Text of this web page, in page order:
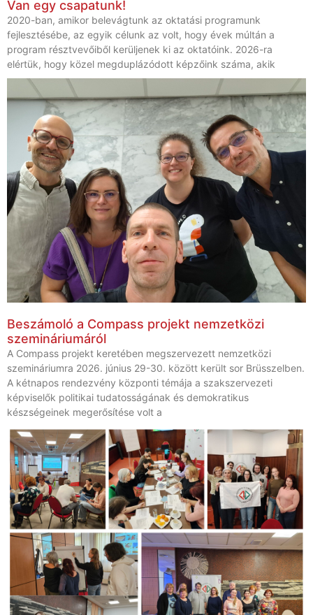
Van egy csapatunk!
2020-ban, amikor belevágtunk az oktatási programunk
fejlesztésébe, az egyik célunk az volt, hogy évek múltán a
program résztvevőiből kerüljenek ki az oktatóink. 2026-ra
elértük, hogy közel megduplázódott képzőink száma, akik
Beszámoló a Compass projekt nemzetközi
szemináriumáról
A Compass projekt keretében megszervezett nemzetközi
szemináriumra 2026. június 29-30. között került sor Brüsszelben.
A kétnapos rendezvény központi témája a szakszervezeti
képviselők politikai tudatosságának és demokratikus
készségeinek megerősítése volt a